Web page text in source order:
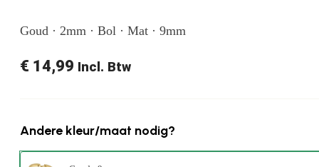
Goud · 2mm · Bol · Mat · 9mm
€ 14,99 Incl. Btw
Andere kleur/maat nodig?